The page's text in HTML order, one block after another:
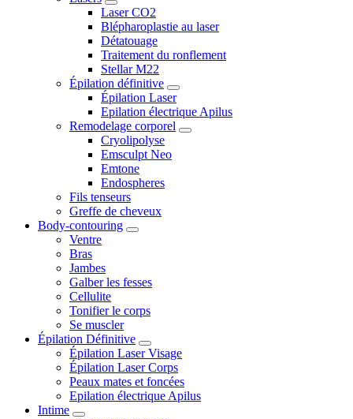
Laser CO2
Blépharoplastie au laser
Détatouage
Traitement du ronflement
Stellar M22
Épilation définitive
Épilation Laser
Epilation électrique Apilus
Remodelage corporel
Cryolipolyse
Emsculpt Neo
Emtone
Endospheres
Fils tenseurs
Greffe de cheveux
Body-contouring
Ventre
Bras
Jambes
Galber les fesses
Cellulite
Tonifier le corps
Se muscler
Épilation Définitive
Épilation Laser Visage
Épilation Laser Corps
Peaux mates et foncées
Epilation électrique Apilus
Intime